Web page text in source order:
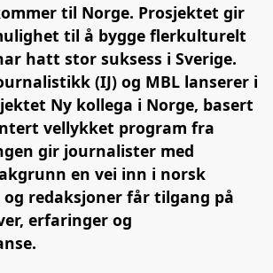
til Norge. Prosjektet gir
til å bygge flerkulturelt
hatt stor suksess i Sverige.
(IJ) og MBL lanserer i
Ny kollega i Norge, basert
vellykket program fra
gir journalister med
en vei inn i norsk
og redaksjoner får tilgang på
erfaringer og